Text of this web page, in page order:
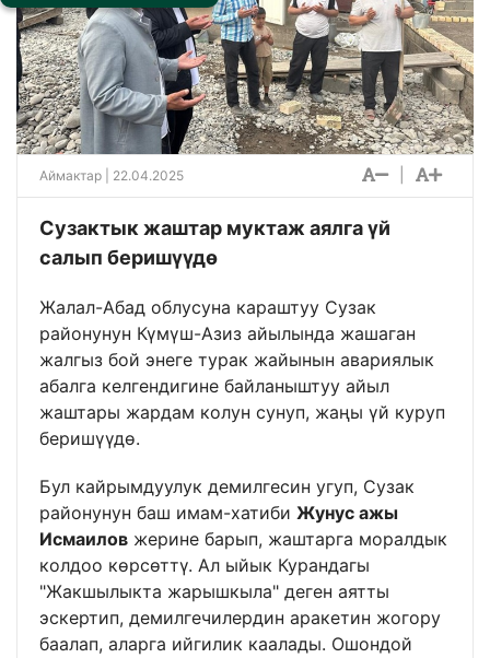
Аймактар | 22.04.2025
Сузактык жаштар муктаж аялга үй
салып беришүүдө
Жалал-Абад облусуна караштуу Сузак
районунун Күмүш-Азиз айылында жашаган
жалгыз бой энеге турак жайынын авариялык
абалга келгендигине байланыштуу айыл
жаштары жардам колун сунуп, жаңы үй куруп
беришүүдө.
Бул кайрымдуулук демилгесин угуп, Сузак
районунун баш имам-хатиби Жунус ажы
Исмаилов жерине барып, жаштарга моралдык
колдоо көрсөттү. Ал ыйык Курандагы
"Жакшылыкта жарышкыла" деген аятты
эскертип, демилгечилердин аракетин жогору
баалап, аларга ийгилик каалады. Ошондой